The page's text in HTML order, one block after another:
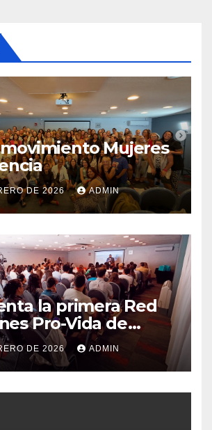
Mujeres
DE 2026 ADMIN
la primera Red
Pro-Vida de
DE 2026 ADMIN